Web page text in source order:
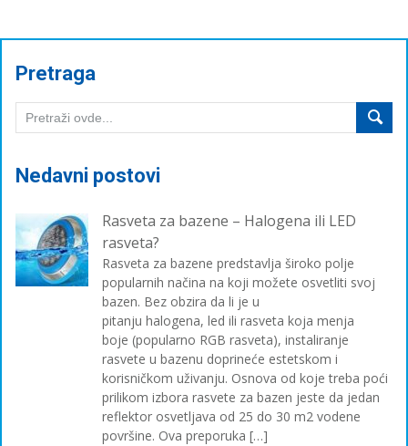
Pretraga
Nedavni postovi
Rasveta za bazene – Halogena ili LED
rasveta?
Rasveta za bazene predstavlja široko polje
popularnih načina na koji možete osvetliti svoj
bazen. Bez obzira da li je u
pitanju halogena, led ili rasveta koja menja
boje (popularno RGB rasveta), instaliranje
rasvete u bazenu doprineće estetskom i
korisničkom uživanju. Osnova od koje treba poći
prilikom izbora rasvete za bazen jeste da jedan
reflektor osvetljava od 25 do 30 m2 vodene
površine. Ova preporuka […]